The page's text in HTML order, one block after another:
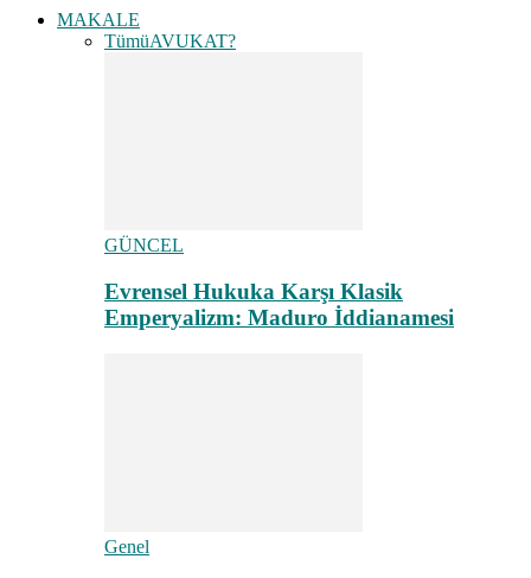
MAKALE
TümüAVUKAT?
GÜNCEL
Evrensel Hukuka Karşı Klasik
Emperyalizm: Maduro İddianamesi
Genel